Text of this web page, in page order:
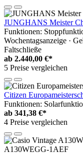
JUNGHANS Meister
Funktionen:
Wochentagsanzeige ·
Faltschließe
ab 2.440,00 €*
5 Preise vergleichen
Citizen
Funktionen:
ab 341,38 €*
4 Preise vergleichen